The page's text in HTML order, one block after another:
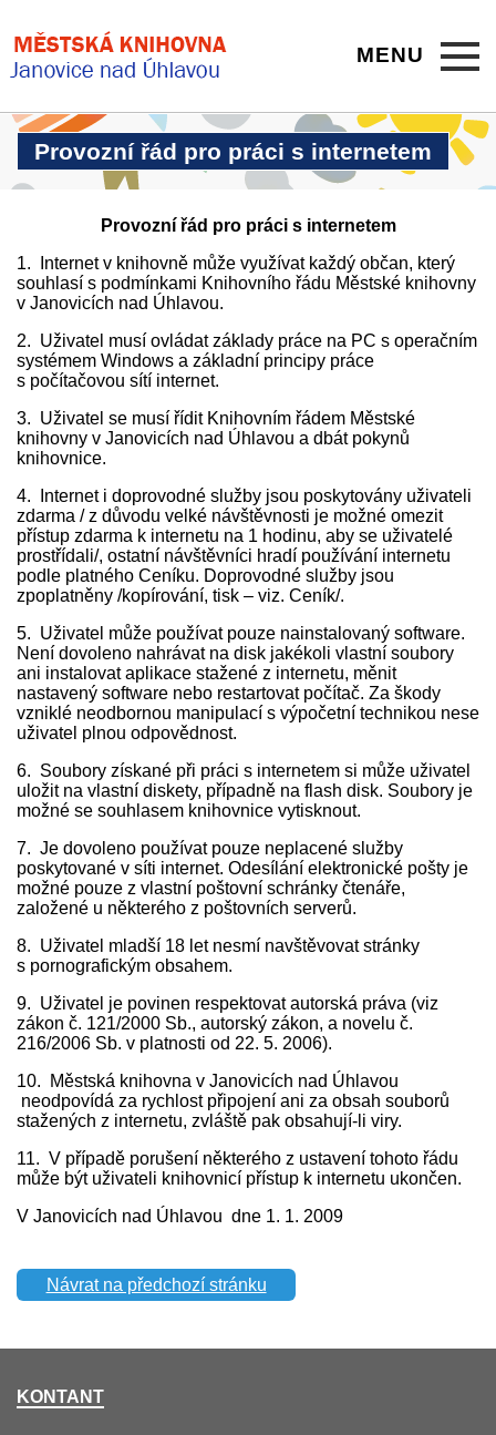
MENU
Provozní řád pro práci s internetem
Provozní řád pro práci s internetem
1. Internet v knihovně může využívat každý občan, který
souhlasí s podmínkami Knihovního řádu Městské knihovny
v Janovicích nad Úhlavou.
2. Uživatel musí ovládat základy práce na PC s operačním
systémem Windows a základní principy práce
s počítačovou sítí internet.
3. Uživatel se musí řídit Knihovním řádem Městské
knihovny v Janovicích nad Úhlavou a dbát pokynů
knihovnice.
4. Internet i doprovodné služby jsou poskytovány uživateli
zdarma / z důvodu velké návštěvnosti je možné omezit
přístup zdarma k internetu na 1 hodinu, aby se uživatelé
prostřídali/, ostatní návštěvníci hradí používání internetu
podle platného Ceníku. Doprovodné služby jsou
zpoplatněny /kopírování, tisk – viz. Ceník/.
5. Uživatel může používat pouze nainstalovaný software.
Není dovoleno nahrávat na disk jakékoli vlastní soubory
ani instalovat aplikace stažené z internetu, měnit
nastavený software nebo restartovat počítač. Za škody
vzniklé neodbornou manipulací s výpočetní technikou nese
uživatel plnou odpovědnost.
6. Soubory získané při práci s internetem si může uživatel
uložit na vlastní diskety, případně na flash disk. Soubory je
možné se souhlasem knihovnice vytisknout.
7. Je dovoleno používat pouze neplacené služby
poskytované v síti internet. Odesílání elektronické pošty je
možné pouze z vlastní poštovní schránky čtenáře,
založené u některého z poštovních serverů.
8. Uživatel mladší 18 let nesmí navštěvovat stránky
s pornografickým obsahem.
9. Uživatel je povinen respektovat autorská práva (viz
zákon č. 121/2000 Sb., autorský zákon, a novelu č.
216/2006 Sb. v platnosti od 22. 5. 2006).
10. Městská knihovna v Janovicích nad Úhlavou
neodpovídá za rychlost připojení ani za obsah souborů
stažených z internetu, zvláště pak obsahují-li viry.
11. V případě porušení některého z ustavení tohoto řádu
může být uživateli knihovnicí přístup k internetu ukončen.
V Janovicích nad Úhlavou dne 1. 1. 2009
Návrat na předchozí stránku
KONTANT